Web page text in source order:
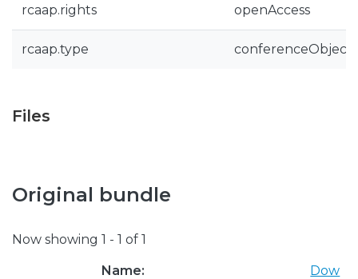
rcaap.rights openAccess
rcaap.type conferenceObject
Files
Original bundle
Now showing 1 - 1 of 1
Name:
Dow